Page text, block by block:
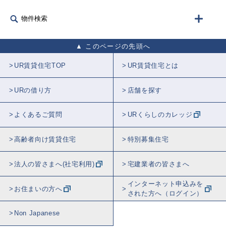
物件検索
このページの先頭へ
UR賃貸住宅TOP UR賃貸住宅とは
URの借り方 店舗を探す
よくあるご質問 URくらしのカレッジ
高齢者向け賃貸住宅 特別募集住宅
法人の皆さまへ(社宅利用) 宅建業者の皆さまへ
お住まいの方へ
インターネット申込みを
された方へ（ログイン）
Non Japanese